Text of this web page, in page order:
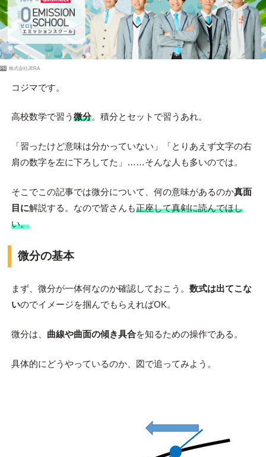
PR 株式会社JERA
コジマです。
高校数学で習う 微分。積分とセットで習うあれ。
「習ったけど意味は分かっていない」「とりあえず文字の右
肩の数字を左に下ろしてた」……そんな人も多いのでは。
そこでこの記事では微分について、何の意味があるのか真面
目に解説する。なので皆さんも正座して真剣に読んでほし
い。
微分の基本
まず、微分が一体何なのか確認しておこう。 数式は出てこな
いのでイメージを掴んでもらえればOK。
微分は、 曲線や曲面の傾き具合を知るための操作である。
具体的にどうやっているのか、図で追ってみよう。